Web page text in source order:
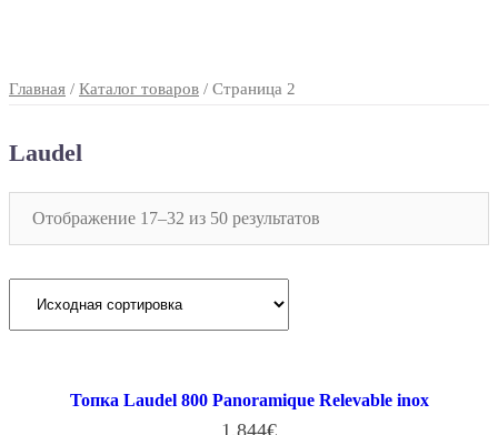
Главная / Каталог товаров / Страница 2
Laudel
Отображение 17–32 из 50 результатов
Топка Laudel 800 Panoramique Relevable inox
1,844€